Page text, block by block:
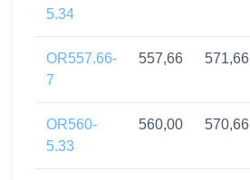
5.34
OR557.66-
7
557,66 571,66
OR560-
5.33
560,00 570,66